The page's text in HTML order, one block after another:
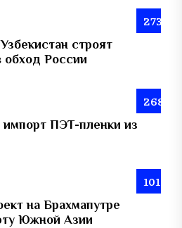
273
строят
обход России
268
ПЭТ-пленки из
101
на Брахмапутре
Южной Азии